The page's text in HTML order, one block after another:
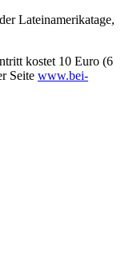
Lateinamerikatage,
kostet 10 Euro (6
Seite www.bei-